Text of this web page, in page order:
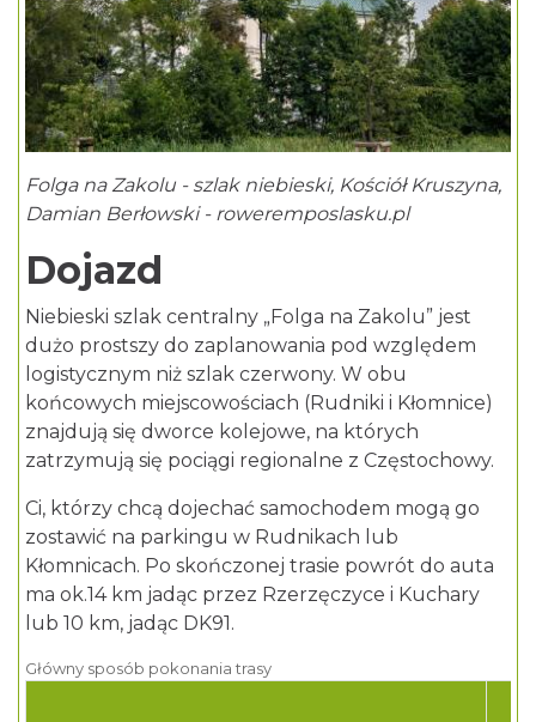
Folga na Zakolu - szlak niebieski, Kościół Kruszyna,
Damian Berłowski - roweremposlasku.pl
Dojazd
Niebieski szlak centralny „Folga na Zakolu” jest
dużo prostszy do zaplanowania pod względem
logistycznym niż szlak czerwony. W obu
końcowych miejscowościach (Rudniki i Kłomnice)
znajdują się dworce kolejowe, na których
zatrzymują się pociągi regionalne z Częstochowy.
Ci, którzy chcą dojechać samochodem mogą go
zostawić na parkingu w Rudnikach lub
Kłomnicach. Po skończonej trasie powrót do auta
ma ok.14 km jadąc przez Rzerzęczyce i Kuchary
lub 10 km, jadąc DK91.
Główny sposób pokonania trasy